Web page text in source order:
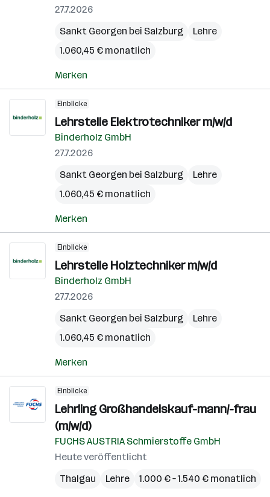
27.7.2026
Sankt Georgen bei Salzburg
Lehre
1.060,45 € monatlich
Merken
Einblicke
Lehrstelle Elektrotechniker m/w/d
Binderholz GmbH
27.7.2026
Sankt Georgen bei Salzburg
Lehre
1.060,45 € monatlich
Merken
Einblicke
Lehrstelle Holztechniker m/w/d
Binderholz GmbH
27.7.2026
Sankt Georgen bei Salzburg
Lehre
1.060,45 € monatlich
Merken
Einblicke
Lehrling Großhandelskauf-mann/-frau
(m/w/d)
FUCHS AUSTRIA Schmierstoffe GmbH
Heute veröffentlicht
Thalgau
Lehre 1.000 € – 1.540 € monatlich